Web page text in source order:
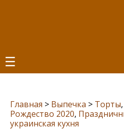
☰
Главная > Выпечка > Торты,
Рождество 2020,
украинская кухня